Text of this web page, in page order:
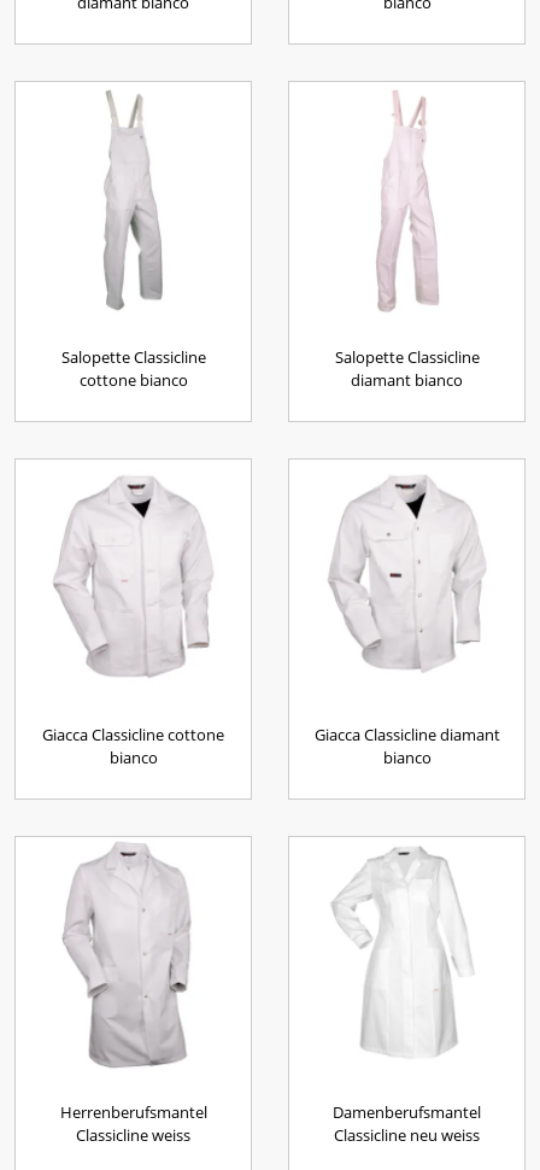
Salopette Classicline
cottone bianco
Salopette Classicline
diamant bianco
Giacca Classicline cottone
bianco
Giacca Classicline diamant
bianco
Herrenberufsmantel
Classicline weiss
Damenberufsmantel
Classicline neu weiss